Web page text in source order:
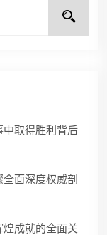
中取得胜利背后
面深度权威剖
成就的全面关